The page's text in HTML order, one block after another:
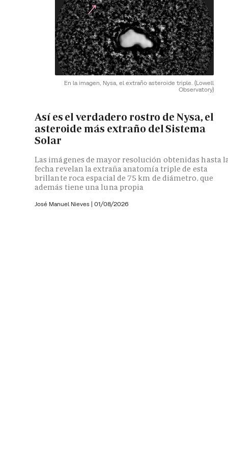
En la imagen, Nysa, el extraño asteroide triple. (Lowell
Observatory)
Así es el verdadero rostro de Nysa, el
asteroide más extraño del Sistema
Solar
Las imágenes de mayor resolución obtenidas hasta
fecha revelan la extraña anatomía triple de esta
brillante roca espacial de 75 km de diámetro, que
además tiene una luna propia
José Manuel Nieves | 01/08/2026